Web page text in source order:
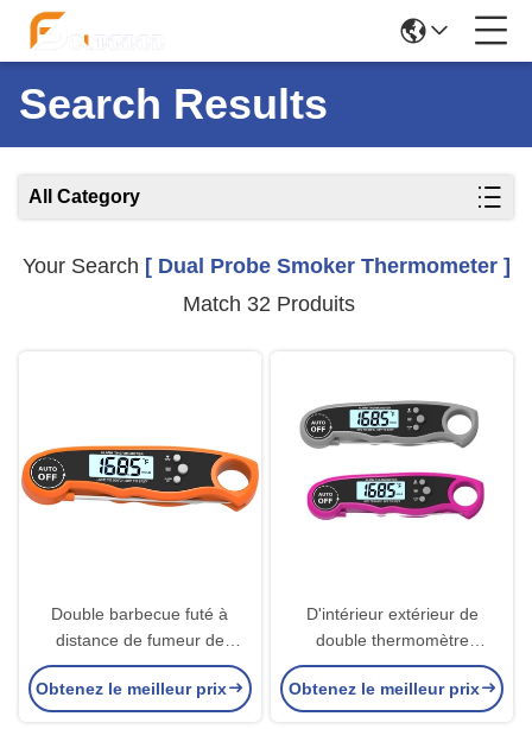
Search Results
All Category
Your Search [ Dual Probe Smoker Thermometer ]
Match 32 Produits
Double barbecue futé à
distance de fumeur de
thermomètre de viande de
sonde de Digital
Obtenez le meilleur prix
D'intérieur extérieur de
double thermomètre
numérique de sonde de
thermomètre de BARBECUE
pour la cuisine
Obtenez le meilleur prix